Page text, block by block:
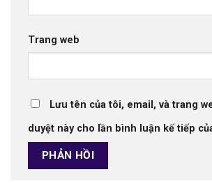
Trang web
Lưu tên của tôi, email, và trang
duyệt này cho lần bình luận kế tiếp